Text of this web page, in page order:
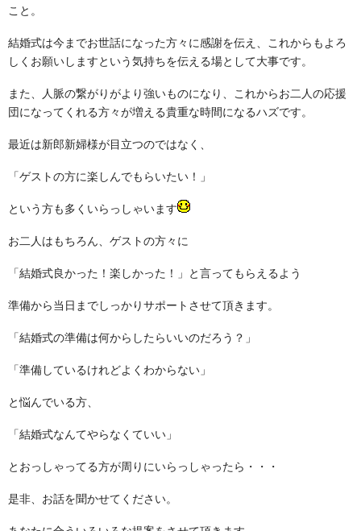
こと。
結婚式は今までお世話になった方々に感謝を伝え、これからもよろ
しくお願いしますという気持ちを伝える場として大事です。
また、人脈の繋がりがより強いものになり、これからお二人の応援
団になってくれる方々が増える貴重な時間になるハズです。
最近は新郎新婦様が目立つのではなく、
「ゲストの方に楽しんでもらいたい！」
という方も多くいらっしゃいます
お二人はもちろん、ゲストの方々に
「結婚式良かった！楽しかった！」と言ってもらえるよう
準備から当日までしっかりサポートさせて頂きます。
「結婚式の準備は何からしたらいいのだろう？」
「準備しているけれどよくわからない」
と悩んでいる方、
「結婚式なんてやらなくていい」
とおっしゃってる方が周りにいらっしゃったら・・・
是非、お話を聞かせてください。